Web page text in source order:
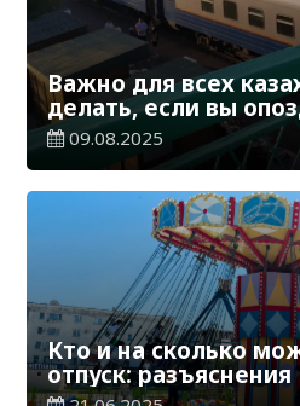
Важно для всех
делать, если вы
09.08.2025
Кто и на сколько
отпуск: